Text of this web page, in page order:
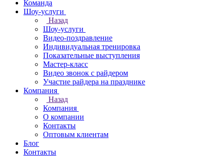
Команда
Шоу-услуги
Назад
Шоу-услуги
Видео-поздравление
Индивидуальная тренировка
Показательные выступления
Мастер-класс
Видео звонок с райдером
Участие райдера на празднике
Компания
Назад
Компания
О компании
Контакты
Оптовым клиентам
Блог
Контакты